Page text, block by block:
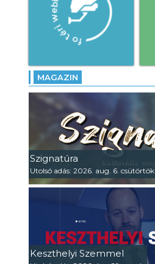
MAGAZIN
Szignatúra
Utolsó adás: 2026. aug. 6. csütörtök
Keszthelyi Szemmel